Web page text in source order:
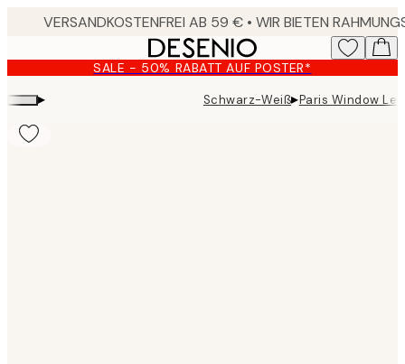
content.
SALE - 50% RABATT AUF POSTER*
▸ Schwarz-Weiß▸Paris Window